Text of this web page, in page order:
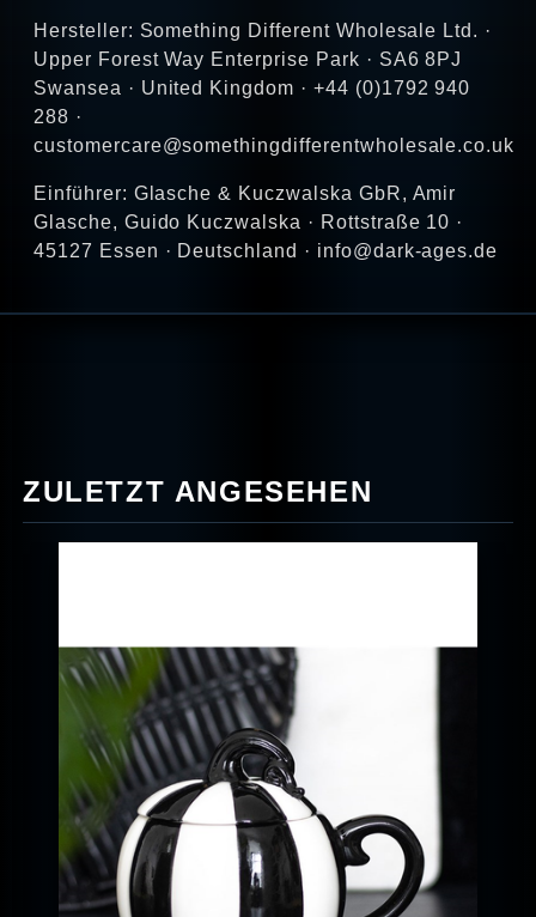
Hersteller: Something Different Wholesale Ltd. ·
Upper Forest Way Enterprise Park · SA6 8PJ
Swansea · United Kingdom · +44 (0)1792 940
288 ·
customercare@somethingdifferentwholesale.co.uk
Einführer: Glasche & Kuczwalska GbR, Amir
Glasche, Guido Kuczwalska · Rottstraße 10 ·
45127 Essen · Deutschland · info@dark-ages.de
ZULETZT ANGESEHEN